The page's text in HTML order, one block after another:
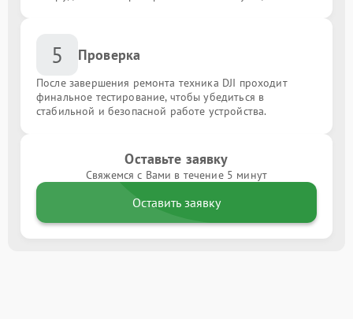
5 Проверка
После завершения ремонта техника DJI проходит
финальное тестирование, чтобы убедиться в
стабильной и безопасной работе устройства.
Оставьте заявку
Свяжемся с Вами в течение 5 минут
Оставить заявку